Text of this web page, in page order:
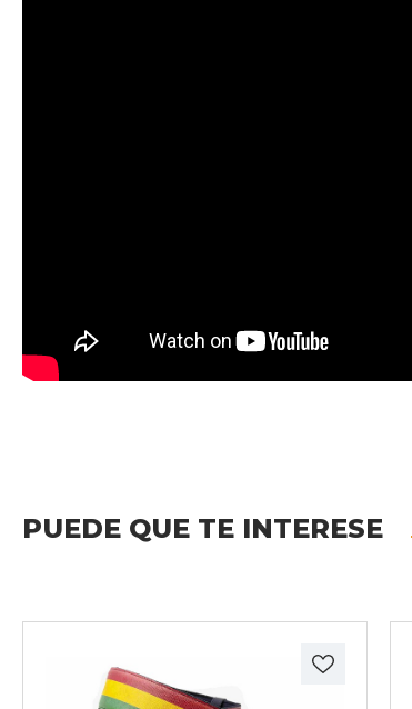
PUEDE QUE TE INTERESE